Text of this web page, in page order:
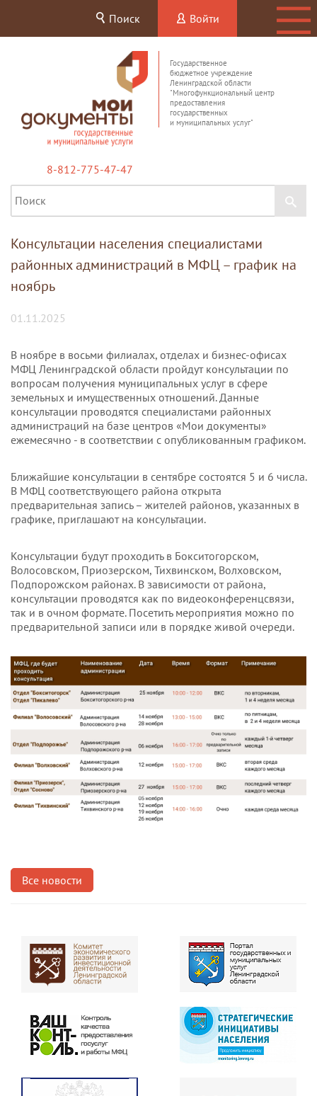
Поиск Войти
Государственное
бюджетное учреждение
Ленинградской области
"Многофункциональный центр
предоставления
государственных
и муниципальных услуг"
8-812-775-47-47
Консультации населения специалистами
районных администраций в МФЦ – график на
ноябрь
01.11.2025
В ноябре в восьми филиалах, отделах и бизнес-офисах
МФЦ Ленинградской области пройдут консультации по
вопросам получения муниципальных услуг в сфере
земельных и имущественных отношений. Данные
консультации проводятся специалистами районных
администраций на базе центров «Мои документы»
ежемесячно - в соответствии с опубликованным графиком.
Ближайшие консультации в сентябре состоятся 5 и 6 числа.
В МФЦ соответствующего района открыта
предварительная запись – жителей районов, указанных в
графике, приглашают на консультации.
Консультации будут проходить в Бокситогорском,
Волосовском, Приозерском, Тихвинском, Волховском,
Подпорожском районах. В зависимости от района,
консультации проводятся как по видеоконференцсвязи,
так и в очном формате. Посетить мероприятия можно по
предварительной записи или в порядке живой очереди.
Все новости